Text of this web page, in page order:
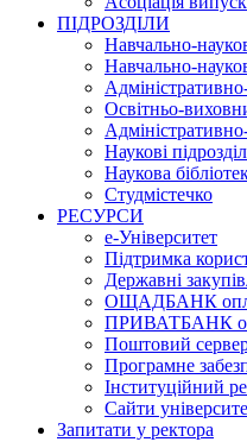
ПІДРОЗДІЛИ
Навчально-
Навчально-
Освітньо-
Наукові
Наукова
Студмістечко
РЕСУРСИ
е-Університет
Підтримка
Державні
ОЩАДБАНК
ПРИВАТБАНК
Поштовий
Програмне
Інституційний
Сайти
Запитати у ректора